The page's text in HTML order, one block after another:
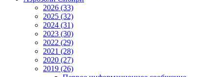
2026 (33)
2025 (32)
2024 (31)
2023 (30)
2022 (29)
2021 (28)
2020 (27)
2019 (26)